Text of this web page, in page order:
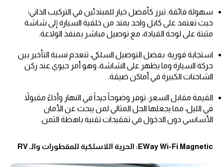
سهولة فائقة: تبرز كأفضل خيار للمبتدئين في التركيب الذاتي؛
حيث تعتمد على كابل واحد يمتد من خلفية السيارة إلى شاشة
مثبتة على لوحة القيادة، مع توصيل مباشر بمنفذ الولاعة.
استجابة فورية: بفضل التوصيل السلكي، تنعدم نسبة التأخير بين
حركة السيارة وما يظهر على الشاشة، وهو أمر حيوي عند ركن
الشاحنات الكبيرة في أماكن ضيقة.
القيمة مقابل السعر: توفر وضوحاً جيداً في النهار وأداءً مقبولاً
في الليل، مما يجعلها الحل المثالي لمن يبحث عن الأمان
الأساسي دون الدخول في تفقيدات تقنية باهظة الثمن.
EWay Wi-Fi Magnetic: الحرية اللاسلكية للمقطورات والـ RV